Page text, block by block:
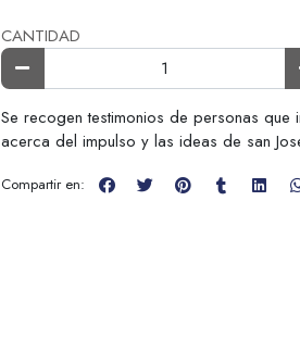
CANTIDAD
Se recogen testimonios de personas
acerca del impulso y las ideas de san
Compartir en: